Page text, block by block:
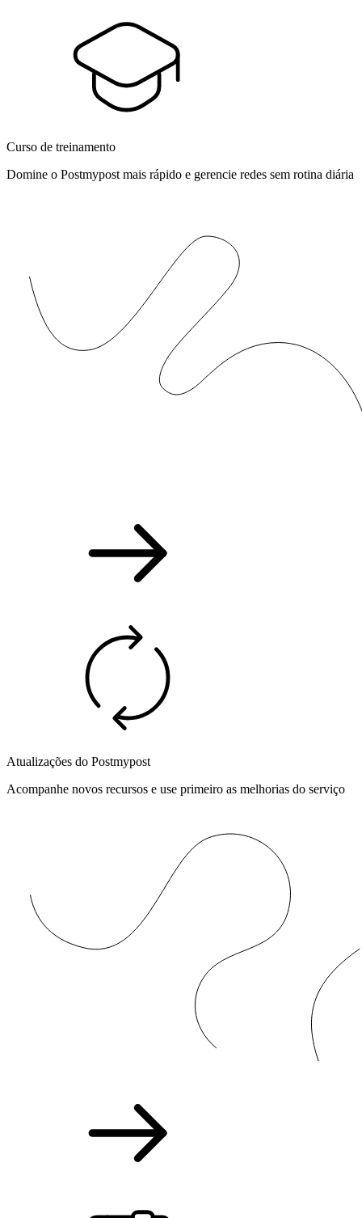
Curso de treinamento
Domine o Postmypost mais rápido e gerencie redes sem rotina diária
Atualizações do Postmypost
Acompanhe novos recursos e use primeiro as melhorias do serviço